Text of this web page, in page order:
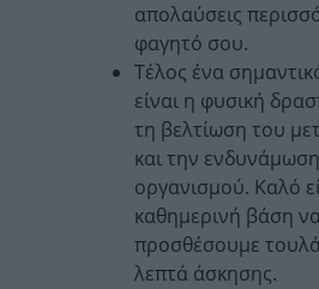
απολαύσεις
φαγητό σου.
Τέλος ένα
είναι η φυσική
τη βελτίωση του
και την
οργανισμού. Καλό
καθημερινή βάση
προσθέσουμε
λεπτά άσκησης.